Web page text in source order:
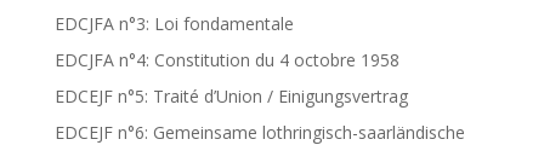
EDCJFA n°3: Loi fondamentale
EDCJFA n°4: Constitution du 4 octobre 1958
EDCEJF n°5: Traité d’Union / Einigungsvertrag
EDCEJF n°6: Gemeinsame lothringisch-saarländische